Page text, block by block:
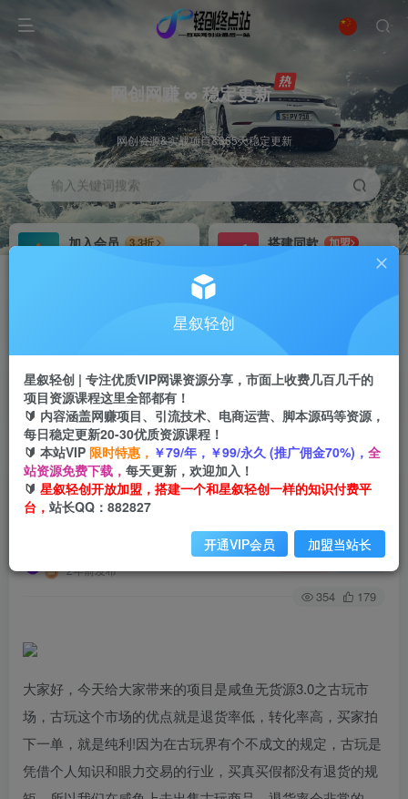
网创网赚 ∞ 稳定更新
网创资源&实战项目&365天稳定更新
输入关键词搜索
加入会员
3.3折
搭建同款
加盟
首页 创业课程 VIP免费 正文
咸鱼无货源蓝海赛道古玩市场3.0，低退货率，高
转化率！
2年前发布
关注 私信
354 179
大家好，今天给大家带来的项目是咸鱼无货源3.0之古玩市
场，古玩这个市场的优点就是退货率低，转化率高，买家拍
下一单，就是纯利!因为在古玩界有个不成文的规定，古玩是
凭借个人知识和眼力交易的行业，买真买假都没有退货的规
星叙轻创
星叙轻创 | 专注优质VIP网课资源分享，市面上收费几百几千的
项目资源课程这里全部都有！
🔰 内容涵盖网赚项目、引流技术、电商运营、脚本源码等资源，
每日稳定更新20-30优质资源课程！
🔰 本站VIP 限时特惠， ￥79/年，￥99/永久 (推广佣金70%)， 全
站资源免费下载， 每天更新，欢迎加入！
🔰 星叙轻创开放加盟，搭建一个和星叙轻创一样的知识付费平
台， 站长QQ：882827
开通VIP会员 加盟当站长